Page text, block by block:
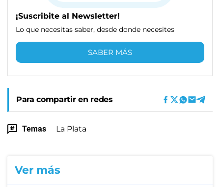
¡Suscribite al Newsletter!
Lo que necesitas saber, desde donde necesites
SABER MÁS
Para compartir en redes
Temas La Plata
Ver más